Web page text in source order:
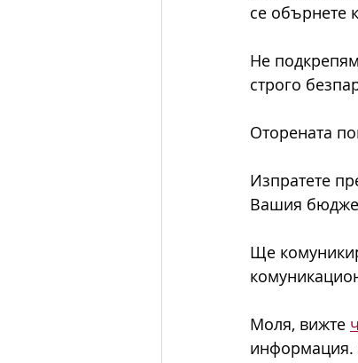
се обърнете
Не
строго
Оторената
Изпратете
Вашия
Ще
Моля, вижте
информация.